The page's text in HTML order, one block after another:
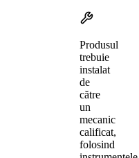
Produsul
trebuie
instalat
de
către
un
mecanic
calificat,
folosind